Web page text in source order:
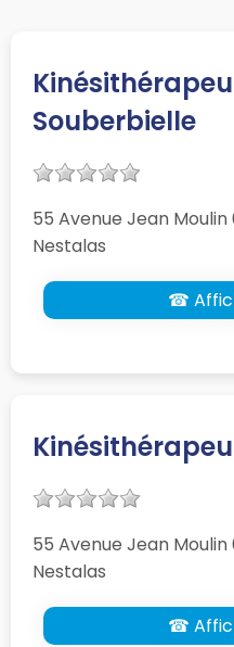
Souberbielle
55 Avenue Jean
Nestalas
☎
55 Avenue Jean
Nestalas
☎